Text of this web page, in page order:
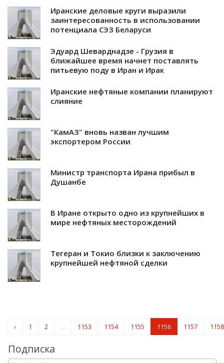
Иранские деловые круги выразили
заинтересованность в использовании
потенциала СЭЗ Беларуси
Эдуард Шеварднадзе - Грузия в
ближайшее время начнет поставлять
питьевую поду в Иран и Ирак
Иранские нефтяные компании планируют
слияние
"КамАЗ" вновь назван лучшим
экспортером России
Министр транспорта Ирана прибыл в
Душанбе
В Иране открыто одно из крупнейших в
мире нефтяных месторождений
Тегеран и Токио близки к заключению
крупнейшей нефтяной сделки
‹ 1 2 ... 1153 1154 1155 1156 1157 1158
Подписка